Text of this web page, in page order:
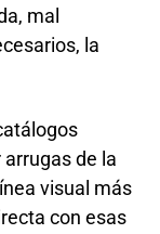
mal
la
de la
visual más
con esas